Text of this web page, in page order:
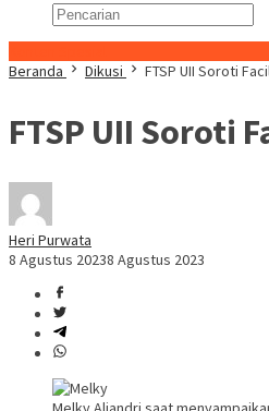
Beranda
Dikusi FTSP UII Soroti
FTSP UII Soroti
Heri Purwata
8 Agustus 20238 Agustus 2023